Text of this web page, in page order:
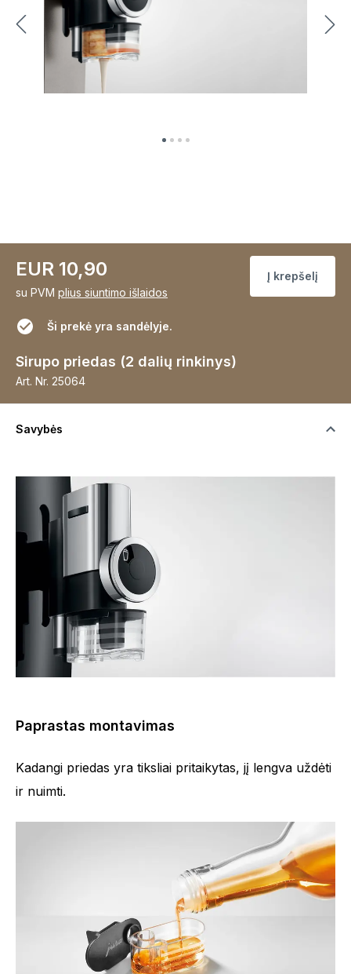
EUR 10,90
su PVM plius siuntimo išlaidos
Į krepšelį
Ši prekė yra sandėlyje.
Sirupo priedas (2 dalių rinkinys)
Art. Nr. 25064
Savybės
Paprastas montavimas
Kadangi priedas yra tiksliai pritaikytas, jį lengva uždėti
ir nuimti.